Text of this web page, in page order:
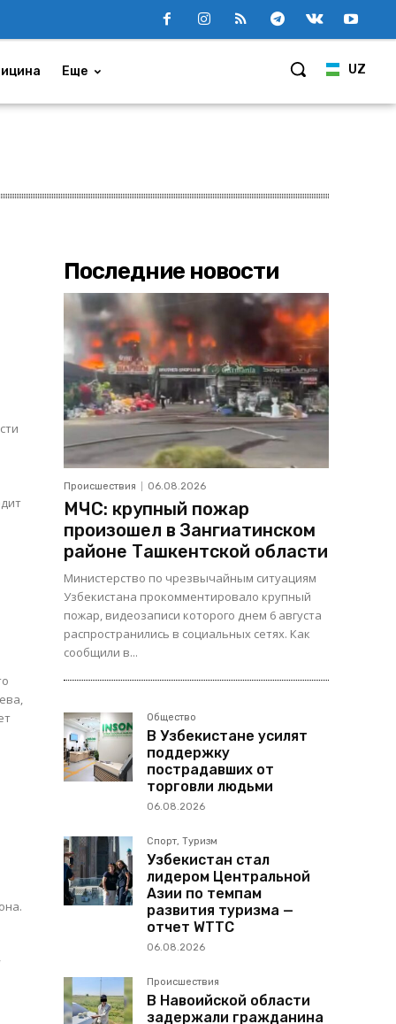
UZ
Еще
Последние новости
Происшествия 06.08.2026
МЧС: крупный пожар
произошел в Зангиатинском
районе Ташкентской области
Министерство по чрезвычайным ситуациям
Узбекистана прокомментировало крупный
пожар, видеозаписи которого днем 6 августа
распространились в социальных сетях. Как
сообщили в...
Общество
В Узбекистане усилят
поддержку
пострадавших от
торговли людьми
06.08.2026
Спорт, Туризм
Узбекистан стал
лидером Центральной
Азии по темпам
развития туризма —
отчет WTTC
06.08.2026
Происшествия
В Навоийской области
задержали гражданина